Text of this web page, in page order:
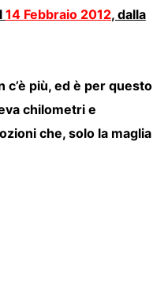
14 Febbraio 2012, dalla
c’è più, ed è per questo
chilometri e
che, solo la maglia